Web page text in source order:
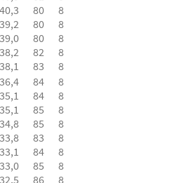
80
80
80
82
83
8
8
8
8
8
84
84
85
85
83
84
85
86
8
8
8
8
8
8
8
8